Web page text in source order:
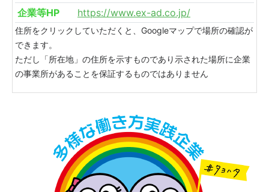
企業等HP
https://www.ex-ad.co.jp/
住所をクリックしていただくと、Googleマップで場所の確認が
できます。
ただし「所在地」の住所を示すものであり示された場所に企業
の事業所があることを保証するものではありません